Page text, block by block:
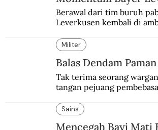
Berawal dari tim buruh
Leverkusen kembali di
“Neverkusen”.
Militer
Balas Dendam
Tak terima seorang
tangan pejuang
pembalasan.
Sains
Mencegah Bayi Mati